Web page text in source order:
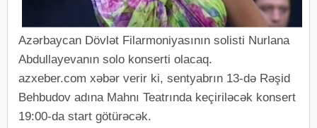
Azərbaycan Dövlət Filarmoniyasının solisti Nurlana
Abdullayevanın solo konserti olacaq.
azxeber.com xəbər verir ki, sentyabrın 13-də Rəşid
Behbudov adına Mahnı Teatrında keçiriləcək konsert
19:00-da start götürəcək.